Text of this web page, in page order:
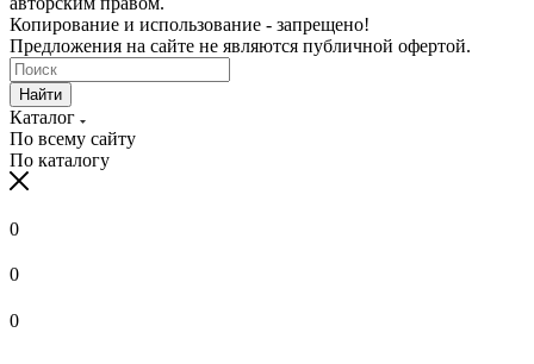
Копирование и использование - запрещено!
Предложения на сайте не являются публичной офертой.
Найти
Каталог
По всему сайту
По каталогу
0
0
0